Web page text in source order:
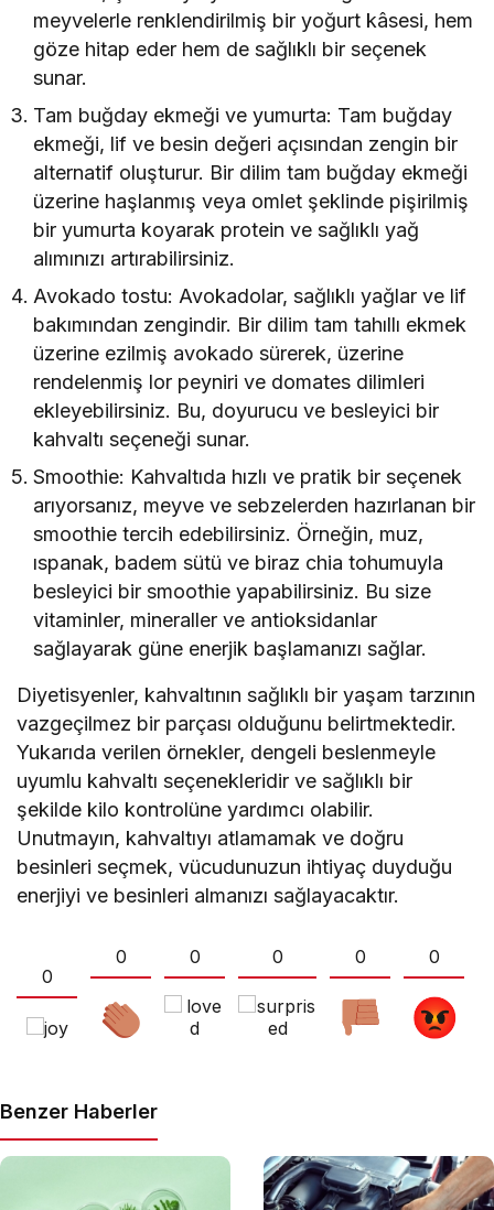
meyvelerle renklendirilmiş bir yoğurt kâsesi, hem
göze hitap eder hem de sağlıklı bir seçenek
sunar.
Tam buğday ekmeği ve yumurta: Tam buğday
ekmeği, lif ve besin değeri açısından zengin bir
alternatif oluşturur. Bir dilim tam buğday ekmeği
üzerine haşlanmış veya omlet şeklinde pişirilmiş
bir yumurta koyarak protein ve sağlıklı yağ
alımınızı artırabilirsiniz.
Avokado tostu: Avokadolar, sağlıklı yağlar ve lif
bakımından zengindir. Bir dilim tam tahıllı ekmek
üzerine ezilmiş avokado sürerek, üzerine
rendelenmiş lor peyniri ve domates dilimleri
ekleyebilirsiniz. Bu, doyurucu ve besleyici bir
kahvaltı seçeneği sunar.
Smoothie: Kahvaltıda hızlı ve pratik bir seçenek
arıyorsanız, meyve ve sebzelerden hazırlanan bir
smoothie tercih edebilirsiniz. Örneğin, muz,
ıspanak, badem sütü ve biraz chia tohumuyla
besleyici bir smoothie yapabilirsiniz. Bu size
vitaminler, mineraller ve antioksidanlar
sağlayarak güne enerjik başlamanızı sağlar.
Diyetisyenler, kahvaltının sağlıklı bir yaşam tarzının
vazgeçilmez bir parçası olduğunu belirtmektedir.
Yukarıda verilen örnekler, dengeli beslenmeyle
uyumlu kahvaltı seçenekleridir ve sağlıklı bir
şekilde kilo kontrolüne yardımcı olabilir.
Unutmayın, kahvaltıyı atlamamak ve doğru
besinleri seçmek, vücudunuzun ihtiyaç duyduğu
enerjiyi ve besinleri almanızı sağlayacaktır.
0
0 0 0 0 0
Benzer Haberler